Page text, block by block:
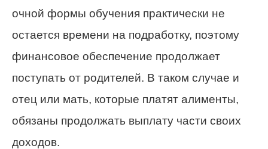
очной формы обучения практически не
остается времени на подработку, поэтому
финансовое обеспечение продолжает
поступать от родителей. В таком случае и
отец или мать, которые платят алименты,
обязаны продолжать выплату части своих
доходов.